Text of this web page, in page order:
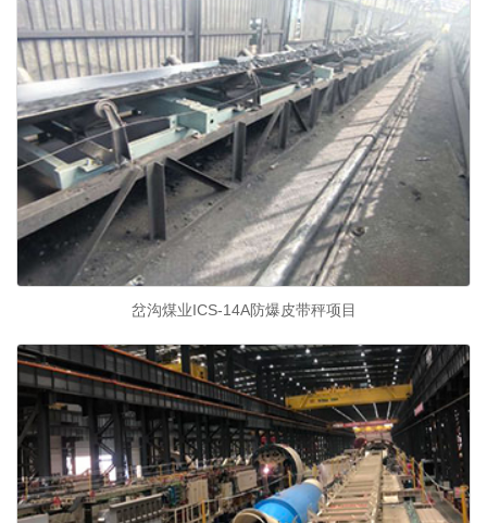
岔沟煤业ICS-14A防爆皮带秤项目